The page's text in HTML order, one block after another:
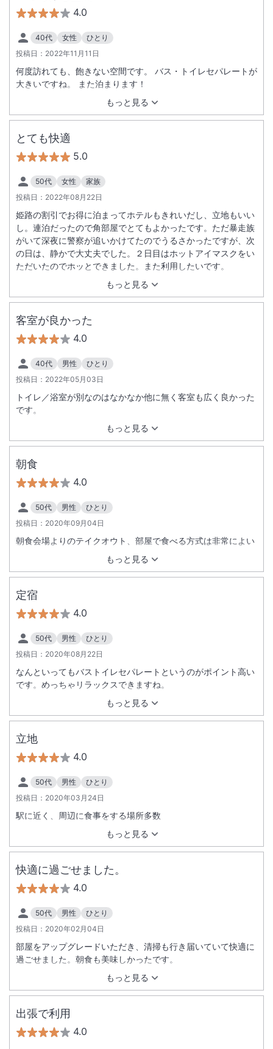
4.0
40代 女性
ひとり
投稿日： 2022年11月11日
もっと見る
何度訪れても、飽きない空間です。 バス・トイレセパレートが
大きいですね。 また泊まります！
とても快適
5.0
50代 女性
家族
投稿日： 2022年08月22日
もっと見る
姫路の割引でお得に泊まってホテルもきれいだし、立地もいい
し。連泊だったので角部屋でとてもよかったです。ただ暴走族
がいて深夜に警察が追いかけてたのでうるさかったですが、次
の日は、静かで大丈夫でした。２日目はホットアイマスクをい
ただいたのでホッとできました。また利用したいです。
客室が良かった
4.0
40代 男性
ひとり
投稿日： 2022年05月03日
もっと見る
トイレ／浴室が別なのはなかなか他に無く客室も広く良かった
です。
朝食
4.0
50代 男性
ひとり
投稿日： 2020年09月04日
もっと見る
朝食会場よりのテイクオウト、部屋で食べる方式は非常によい
定宿
4.0
50代 男性
ひとり
投稿日： 2020年08月22日
もっと見る
なんといってもバストイレセパレートというのがポイント高い
です。めっちゃリラックスできますね。
立地
4.0
50代 男性
ひとり
投稿日： 2020年03月24日
もっと見る
駅に近く、周辺に食事をする場所多数
快適に過ごせました。
4.0
50代 男性
ひとり
投稿日： 2020年02月04日
もっと見る
部屋をアップグレードいただき、清掃も行き届いていて快適に
過ごせました。朝食も美味しかったです。
出張で利用
4.0